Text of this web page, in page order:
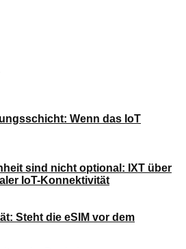
Wenn das IoT
sind nicht optional: IXT über
IoT-Konnektivität
Steht die eSIM vor dem